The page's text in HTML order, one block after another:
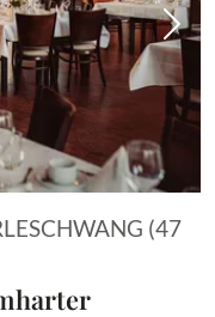
(47